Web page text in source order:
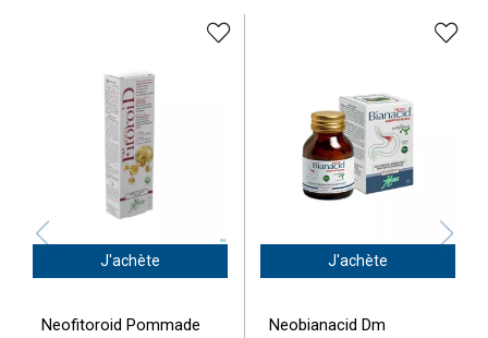
J'achète
Neofitoroid Pommade
J'achète
Neobianacid Dm